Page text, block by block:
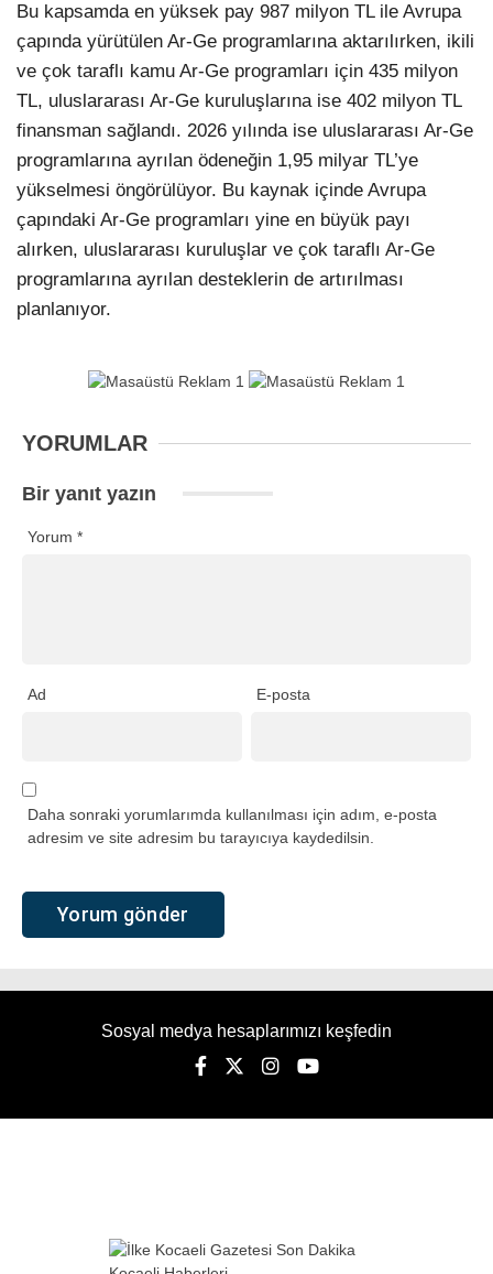
Bu kapsamda en yüksek pay 987 milyon TL ile Avrupa
çapında yürütülen Ar-Ge programlarına aktarılırken, ikili
ve çok taraflı kamu Ar-Ge programları için 435 milyon
TL, uluslararası Ar-Ge kuruluşlarına ise 402 milyon TL
finansman sağlandı. 2026 yılında ise uluslararası Ar-Ge
programlarına ayrılan ödeneğin 1,95 milyar TL’ye
yükselmesi öngörülüyor. Bu kaynak içinde Avrupa
çapındaki Ar-Ge programları yine en büyük payı
alırken, uluslararası kuruluşlar ve çok taraflı Ar-Ge
programlarına ayrılan desteklerin de artırılması
planlanıyor.
YORUMLAR
Bir yanıt yazın
Yorum *
Ad E-posta
Daha sonraki yorumlarımda kullanılması için adım, e-posta
adresim ve site adresim bu tarayıcıya kaydedilsin.
Sosyal medya hesaplarımızı keşfedin